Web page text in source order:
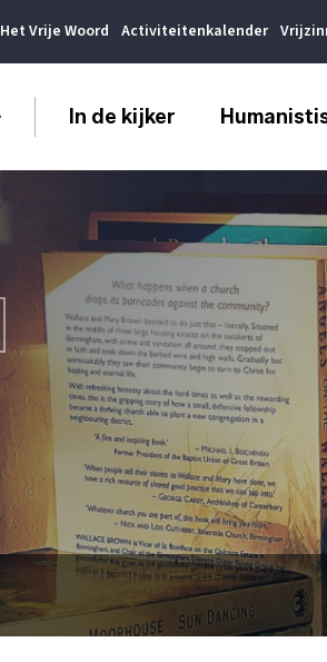
Het Vrije Woord Activiteitenkalender
In de kijker